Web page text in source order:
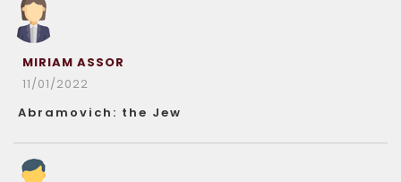
MIRIAM ASSOR
11/01/2022
Abramovich: the Jew